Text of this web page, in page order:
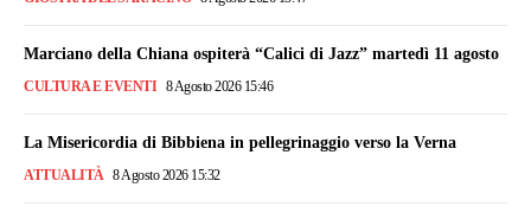
Marciano della Chiana ospiterà “Calici di Jazz” martedì 11 agosto
CULTURA E EVENTI 8 Agosto 2026 15:46
La Misericordia di Bibbiena in pellegrinaggio verso la Verna
ATTUALITÀ 8 Agosto 2026 15:32